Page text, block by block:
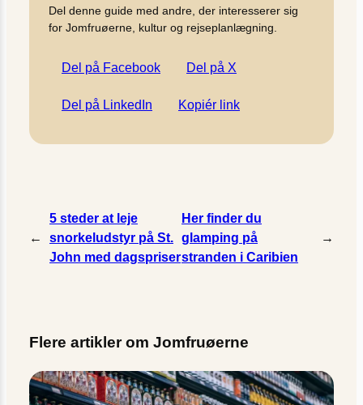
Del denne guide med andre, der interesserer sig
for Jomfruøerne, kultur og rejseplanlægning.
Del på Facebook Del på X
Del på LinkedIn Kopiér link
←
5 steder at leje
snorkeludstyr på St.
John med dagspriser
Her finder du
glamping på
stranden i Caribien
→
Flere artikler om Jomfruøerne